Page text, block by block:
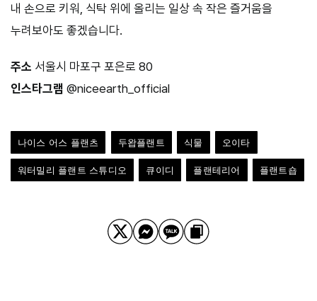
내 손으로 키워, 식탁 위에 올리는 일상 속 작은 즐거움을
누려보아도 좋겠습니다.
주소 서울시 마포구 포은로 80
인스타그램 @niceearth_official
나이스 어스 플랜츠 두왑플랜트 식물 오이타
워터밀리 플랜트 스튜디오 큐이디 플랜테리어 플랜트숍